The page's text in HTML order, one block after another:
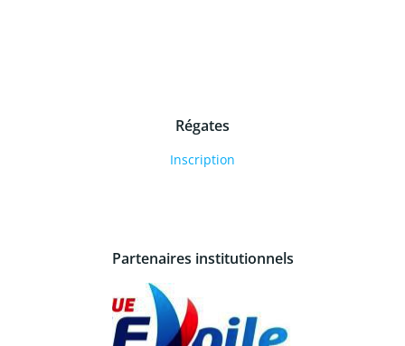
Régates
Inscription
Partenaires institutionnels